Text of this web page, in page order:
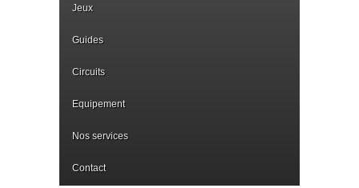
Jeux
Guides
Circuits
Equipement
Nos services
Contact